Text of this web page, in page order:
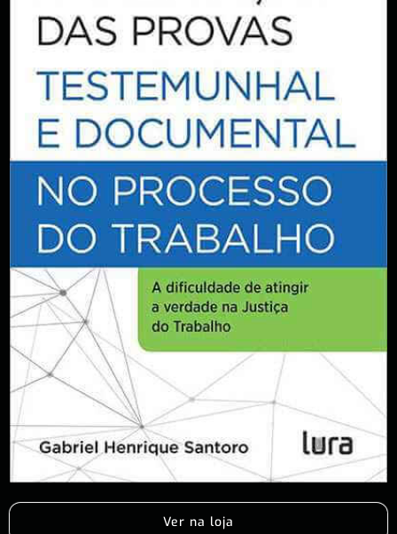
Ver na loja